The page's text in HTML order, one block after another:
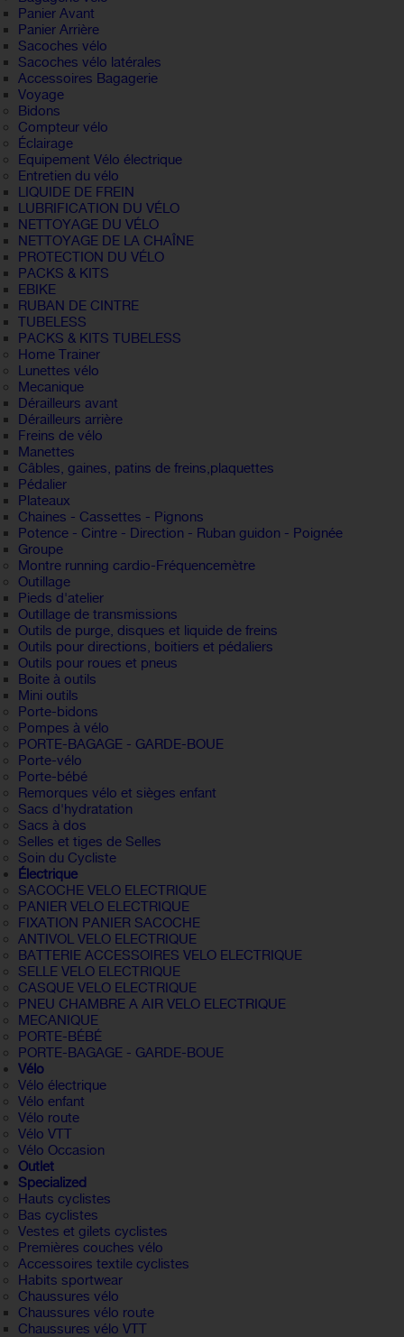
Panier Avant
Panier Arrière
Sacoches vélo
Sacoches vélo latérales
Accessoires Bagagerie
Voyage
Bidons
Compteur vélo
Éclairage
Equipement Vélo électrique
Entretien du vélo
LIQUIDE DE FREIN
LUBRIFICATION DU VÉLO
NETTOYAGE DU VÉLO
NETTOYAGE DE LA CHAÎNE
PROTECTION DU VÉLO
PACKS & KITS
EBIKE
RUBAN DE CINTRE
TUBELESS
PACKS & KITS TUBELESS
Home Trainer
Lunettes vélo
Mecanique
Dérailleurs avant
Dérailleurs arrière
Freins de vélo
Manettes
Câbles, gaines, patins de freins,plaquettes
Pédalier
Plateaux
Chaines - Cassettes - Pignons
Potence - Cintre - Direction - Ruban guidon - Poignée
Groupe
Montre running cardio-Fréquencemètre
Outillage
Pieds d'atelier
Outillage de transmissions
Outils de purge, disques et liquide de freins
Outils pour directions, boitiers et pédaliers
Outils pour roues et pneus
Boite à outils
Mini outils
Porte-bidons
Pompes à vélo
PORTE-BAGAGE - GARDE-BOUE
Porte-vélo
Porte-bébé
Remorques vélo et sièges enfant
Sacs d'hydratation
Sacs à dos
Selles et tiges de Selles
Soin du Cycliste
Électrique
SACOCHE VELO ELECTRIQUE
PANIER VELO ELECTRIQUE
FIXATION PANIER SACOCHE
ANTIVOL VELO ELECTRIQUE
BATTERIE ACCESSOIRES VELO ELECTRIQUE
SELLE VELO ELECTRIQUE
CASQUE VELO ELECTRIQUE
PNEU CHAMBRE A AIR VELO ELECTRIQUE
MECANIQUE
PORTE-BÉBÉ
PORTE-BAGAGE - GARDE-BOUE
Vélo
Vélo électrique
Vélo enfant
Vélo route
Vélo VTT
Vélo Occasion
Outlet
Specialized
Hauts cyclistes
Bas cyclistes
Vestes et gilets cyclistes
Premières couches vélo
Accessoires textile cyclistes
Habits sportwear
Chaussures vélo
Chaussures vélo route
Chaussures vélo VTT